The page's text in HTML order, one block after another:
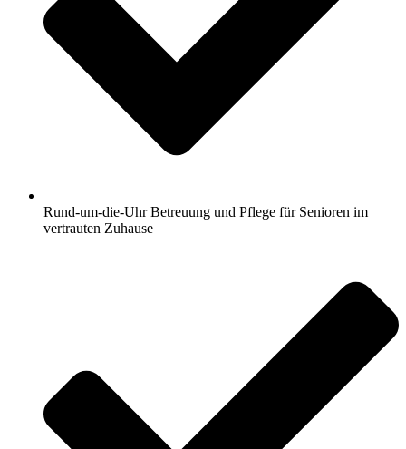
Rund-um-die-Uhr Betreuung und Pflege für Senioren im
vertrauten Zuhause